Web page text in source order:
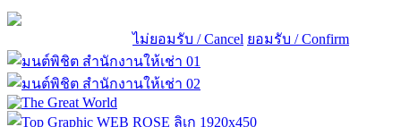
ไม่ยอมรับ / Cancel ยอมรับ / Confirm